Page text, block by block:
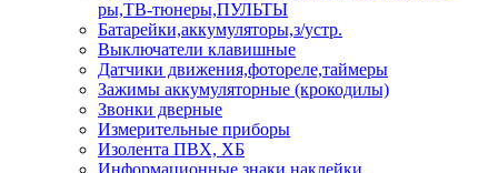
ры,ТВ-тюнеры,ПУЛЬТЫ
Батарейки,аккумуляторы,з/устр.
Выключатели клавишные
Датчики движения,фотореле,таймеры
Зажимы аккумуляторные (крокодилы)
Звонки дверные
Измерительные приборы
Изолента ПВХ, ХБ
Информационные знаки,наклейки